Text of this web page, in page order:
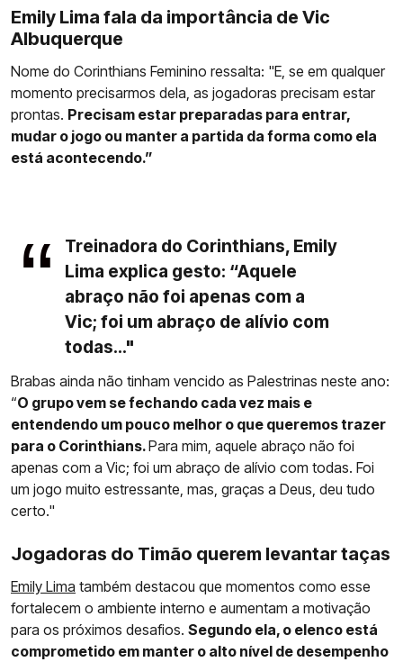
Emily Lima fala da importância de Vic
Albuquerque
Nome do Corinthians Feminino ressalta: "E, se em qualquer
momento precisarmos dela, as jogadoras precisam estar
prontas. Precisam estar preparadas para entrar,
mudar o jogo ou manter a partida da forma como ela
está acontecendo.”
Treinadora do Corinthians, Emily
Lima explica gesto: “Aquele
abraço não foi apenas com a
Vic; foi um abraço de alívio com
todas..."
Brabas ainda não tinham vencido as Palestrinas neste ano:
“O grupo vem se fechando cada vez mais e
entendendo um pouco melhor o que queremos trazer
para o Corinthians.Para mim, aquele abraço não foi
apenas com a Vic; foi um abraço de alívio com todas. Foi
um jogo muito estressante, mas, graças a Deus, deu tudo
certo."
Jogadoras do Timão querem levantar taças
Emily Lima também destacou que momentos como esse
fortalecem o ambiente interno e aumentam a motivação
para os próximos desafios. Segundo ela, o elenco está
comprometido em manter o alto nível de desempenho